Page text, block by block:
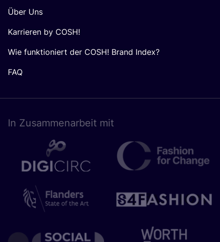
Über Uns
Karrieren by COSH!
Wie funktioniert der COSH! Brand Index?
FAQ
In Zusam­men­ar­beit mit